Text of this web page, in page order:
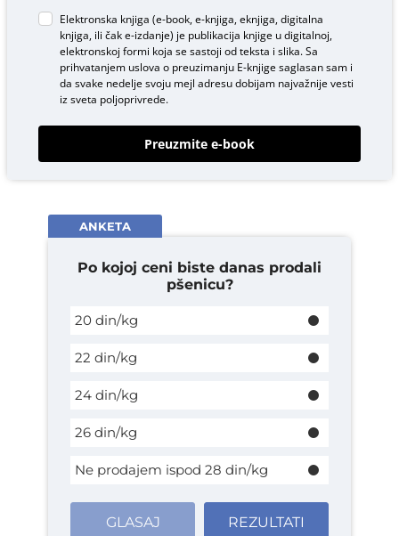
Elektronska knjiga (e-book, e-knjiga, eknjiga, digitalna
knjiga, ili čak e-izdanje) je publikacija knjige u digitalnoj,
elektronskoj formi koja se sastoji od teksta i slika. Sa
prihvatanjem uslova o preuzimanju E-knjigesaglasan sam i
da svake nedelje svoju mejl adresu dobijam najvažnije vesti
iz sveta poljoprivrede.
Preuzmite e-book
ANKETA
Po kojoj ceni biste danas prodali
pšenicu?
20 din/kg
22 din/kg
24 din/kg
26 din/kg
Ne prodajem ispod 28 din/kg
GLASAJ REZULTATI